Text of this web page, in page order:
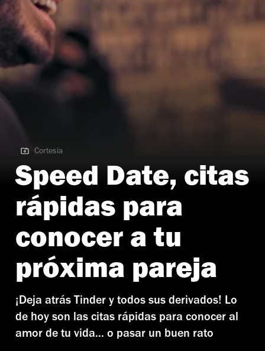
Cortesía | Cortesía
Cortesía
Speed Date, citas
rápidas para
conocer a tu
próxima pareja
¡Deja atrás Tinder y todos sus derivados! Lo
de hoy son las citas rápidas para conocer al
amor de tu vida... o pasar un buen rato